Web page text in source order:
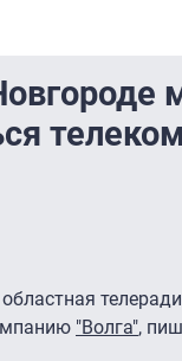
"Волга",